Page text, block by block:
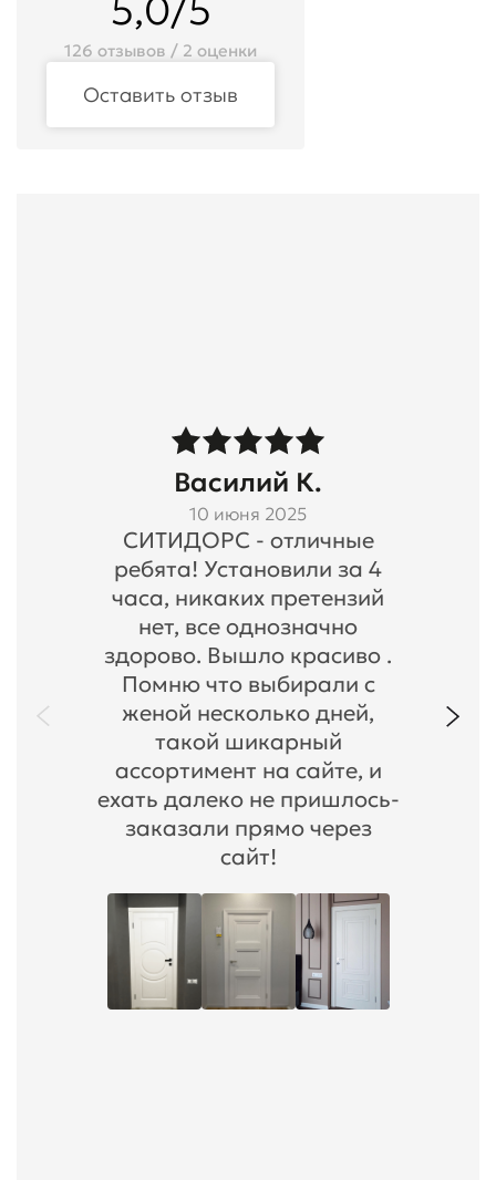
5,0/5
126 отзывов / 2 оценки
Оставить отзыв
Василий К.
10 июня 2025
СИТИДОРС - отличные
ребята! Установили за 4
часа, никаких претензий
нет, все однозначно
здорово. Вышло красиво .
Помню что выбирали с
женой несколько дней,
такой шикарный
ассортимент на сайте, и
ехать далеко не пришлось-
заказали прямо через
сайт!